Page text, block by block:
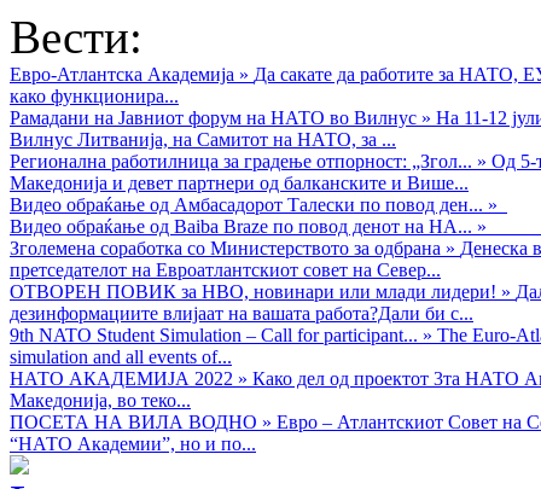
Вести:
Евро-Атлантска Академија » Да сакате да работите за НАТО,
како функционира...
Рамадани на Јавниот форум на НАТО во Вилнус » На 11-12
Вилнус Литванија, на Самитот на НАТО, за ...
Регионална работилница за градење отпорност: „Згол... » Од 5-
Македонија и девет партнери од балканските и Више...
Видео обраќањe од Амбасадорот Талески по повод ден... »
Видео обраќање од Baiba Braze по повод денот на НА... »
Зголемена соработка со Министерството за одбрана » Денеска
претседателот на Евроатлантскиот совет на Север...
ОТВОРЕН ПОВИК за НВО, новинари или млади лидери! »
дезинформациите влијаат на вашата работа?Дали би с...
9th NATO Student Simulation – Call for participant... » The Euro-
simulation and all events of...
НАТО АКАДЕМИЈА 2022 » Како дел од проектот 3та НАТО
Македонија, во теко...
ПОСЕТА НА ВИЛА ВОДНО » Евро – Атлантскиот Совет на
“НАТО Академии”, но и по...